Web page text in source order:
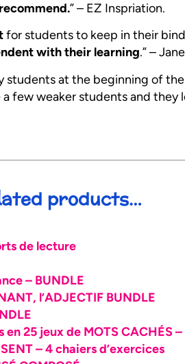
” – EZ Inspriation.
for students to keep in their
with their learning.” –
students at the beginning of
a few weaker students and they
products…
de lecture
– BUNDLE
l’ADJECTIF BUNDLE
en 25 jeux de MOTS CACHÉS
– 4 chaiers d’exercices